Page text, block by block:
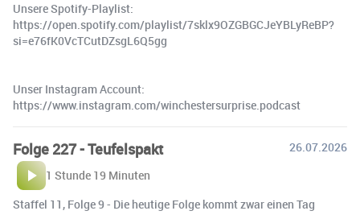
Unsere Spotify-Playlist:
https://open.spotify.com/playlist/7sklx9OZGBGCJeYBLyReBP?
si=e76fK0VcTCutDZsgL6Q5gg
Unser Instagram Account:
https://www.instagram.com/winchestersurprise.podcast
Folge 227 - Teufelspakt
26.07.2026
1 Stunde 19 Minuten
Staffel 11, Folge 9 - Die heutige Folge kommt zwar einen Tag